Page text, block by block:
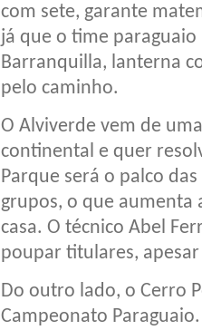
com sete, garante
já que o time
Barranquilla, lanterna
pelo caminho.
O Alviverde vem de
continental e quer
Parque será o palco
grupos, o que aumenta
casa. O técnico Abel
poupar titulares,
Do outro lado, o Cerro
Campeonato